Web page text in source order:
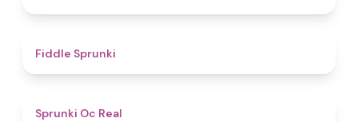
Fiddle Sprunki
Sprunki Oc Real